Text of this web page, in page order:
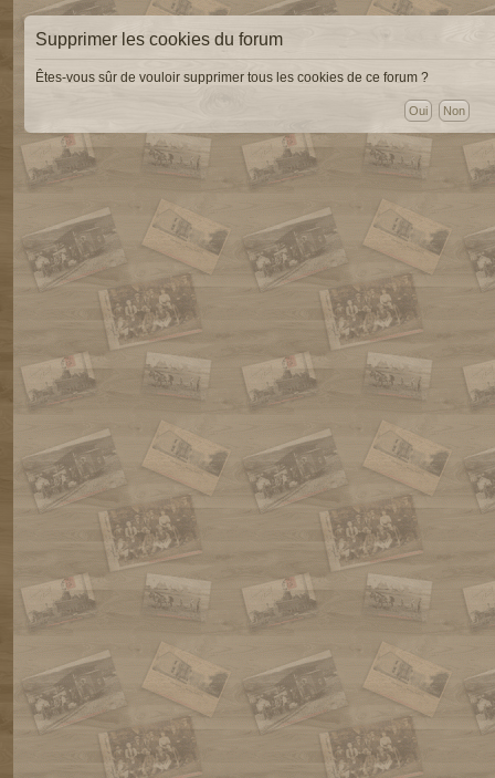
Supprimer les cookies du forum
Êtes-vous sûr de vouloir supprimer tous les cookies de ce forum ?